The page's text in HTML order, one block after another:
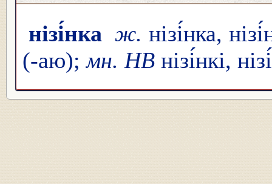
нізі́нка ж. нізі́нка,
(-аю);мн. НВ нізі́нкі,